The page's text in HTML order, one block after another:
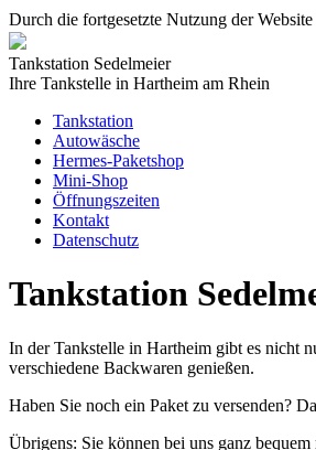
Durch die fortgesetzte Nutzung der
Tankstation Sedelmeier
Ihre Tankstelle in Hartheim am Rhein
Tankstation
Autowäsche
Hermes-Paketshop
Mini-Shop
Öffnungszeiten
Kontakt
Datenschutz
Tankstation
In der Tankstelle in Hartheim gibt es nicht
verschiedene Backwaren genießen.
Haben Sie noch ein Paket zu versenden?
Übrigens: Sie können bei uns ganz